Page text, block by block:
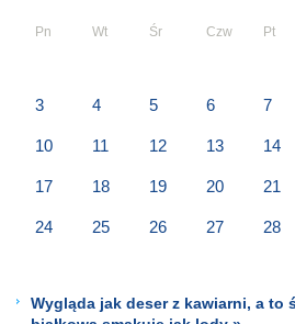
Pn Wt Śr Czw Pt
3 4 5 6 7
10 11 12 13 14
17 18 19 20 21
24 25 26 27 28
Wygląda jak deser z kawiarni, a to